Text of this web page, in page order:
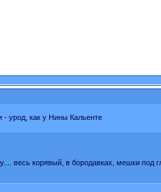
- урод, как у Нины Кальенте
весь корявый, в бородавках, мешки под